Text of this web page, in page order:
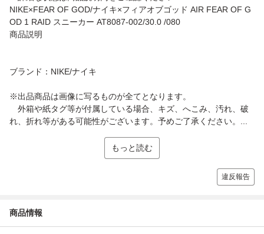
NIKE×FEAR OF GOD/ナイキ×フィアオブゴッド AIR FEAR OF G
OD 1 RAID スニーカー AT8087-002/30.0 /080
商品説明
ブランド：NIKE/ナイキ
※出品商品は画像に写るものが全てとなります。
外箱や紙タグ等が付属している場合、キズ、へこみ、汚れ、破
れ、折れ等がある可能性がございます。予めご了承ください。...
もっと読む
違反報告
商品情報